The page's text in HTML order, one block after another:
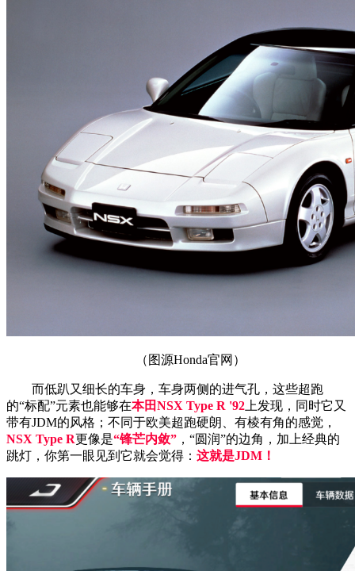
（图源Honda官网）
而低趴又细长的车身，车身两侧的进气孔，这些超跑
的“标配”元素也能够在本田NSX Type R '92 上发现，同时它又
带有JDM的风格；不同于欧美超跑硬朗、有棱有角的感觉，
NSX Type R更像是“锋芒内敛” ，“圆润”的边角，加上经典的
跳灯，你第一眼见到它就会觉得： 这就是JDM！